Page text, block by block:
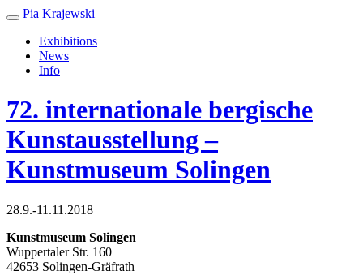
Pia Krajewski
Exhibitions
News
Info
72. internationale bergische
Kunstausstellung –
Kunstmuseum Solingen
28.9.-11.11.2018
Kunstmuseum Solingen
Wuppertaler Str. 160
42653 Solingen-Gräfrath